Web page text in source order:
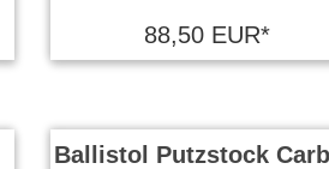
88,50 EUR*
Ballistol Putzstock